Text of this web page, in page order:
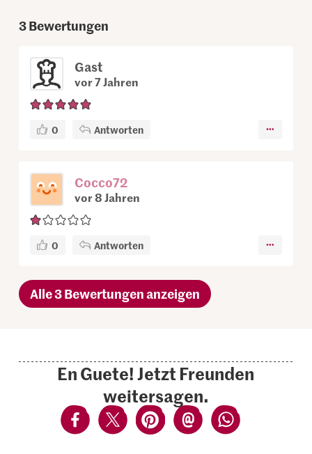
3Bewertungen
Gast
vor 7 Jahren
0 Antworten
Cocco72
vor 8 Jahren
0 Antworten
Alle 3 Bewertungen anzeigen
En Guete! Jetzt Freunden
weitersagen.